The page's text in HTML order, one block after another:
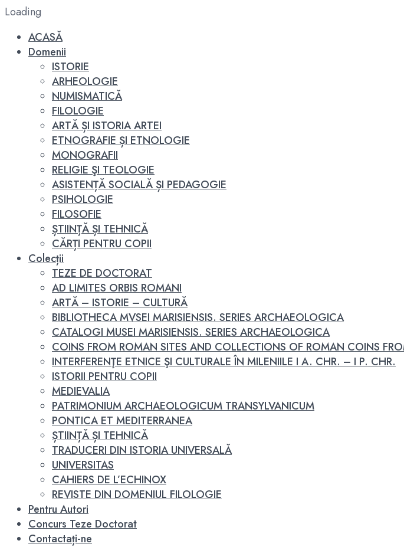
Loading
ACASĂ
Domenii
ISTORIE
ARHEOLOGIE
NUMISMATICĂ
FILOLOGIE
ARTĂ ȘI ISTORIA ARTEI
ETNOGRAFIE ȘI ETNOLOGIE
MONOGRAFII
RELIGIE ŞI TEOLOGIE
ASISTENȚĂ SOCIALĂ ȘI PEDAGOGIE
PSIHOLOGIE
FILOSOFIE
ȘTIINȚĂ ȘI TEHNICĂ
CĂRȚI PENTRU COPII
Colecții
TEZE DE DOCTORAT
AD LIMITES ORBIS ROMANI
ARTĂ – ISTORIE – CULTURĂ
BIBLIOTHECA MVSEI MARISIENSIS. SERIES ARCHAEOLOGICA
CATALOGI MUSEI MARISIENSIS. SERIES ARCHAEOLOGICA
COINS FROM ROMAN SITES AND COLLECTIONS OF ROMAN COINS
INTERFERENŢE ETNICE ŞI CULTURALE ÎN MILENIILE I A. CHR. – I P. CHR.
ISTORII PENTRU COPII
MEDIEVALIA
PATRIMONIUM ARCHAEOLOGICUM TRANSYLVANICUM
PONTICA ET MEDITERRANEA
ȘTIINȚĂ ȘI TEHNICĂ
TRADUCERI DIN ISTORIA UNIVERSALĂ
UNIVERSITAS
CAHIERS DE L’ECHINOX
REVISTE DIN DOMENIUL FILOLOGIE
Pentru Autori
Concurs Teze Doctorat
Contactați-ne